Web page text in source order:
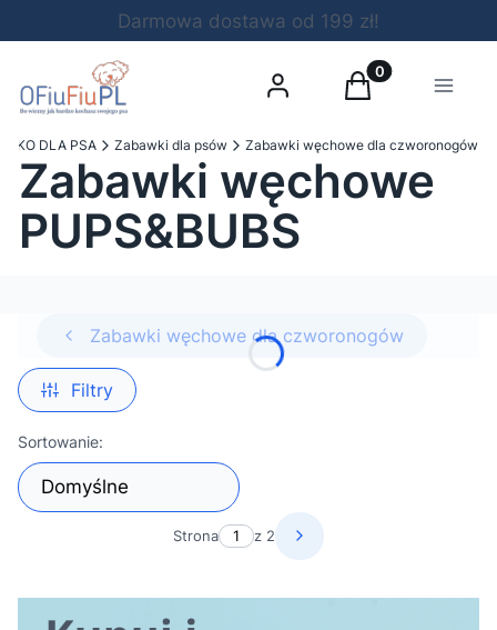
Darmowa dostawa od 199 zł!
Zaloguj sięProdukty w
Koszyk Menu
DLA PSA Zabawki dla psów Zabawki węchowe dla czworonogów
Zabawki węchowe
PUPS&BUBS
Zabawki węchowe dla czworonogów
Filtry
Lista produktów
Sortowanie:
Domyślne
Strona z 2 Następne produkty